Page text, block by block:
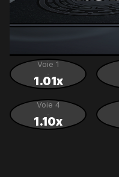
Voie 1
1.01x
Voie 4
1.10x